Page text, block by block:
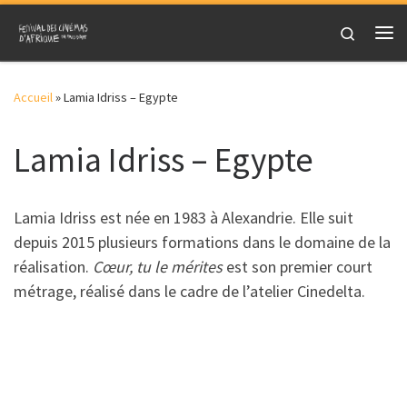
Skip to content
Search
Accueil»Lamia Idriss – Egypte
Lamia Idriss – Egypte
Lamia Idriss est née en 1983 à Alexandrie. Elle suit
depuis 2015 plusieurs formations dans le domaine de la
réalisation. Cœur, tu le méritesest son premier court
métrage, réalisé dans le cadre de l’atelier Cinedelta.